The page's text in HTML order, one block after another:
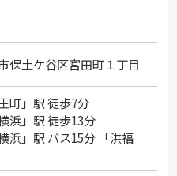
保土ケ谷区宮田町１丁目
町」駅 徒歩7分
浜」駅 徒歩13分
浜」駅 バス15分 「洪福